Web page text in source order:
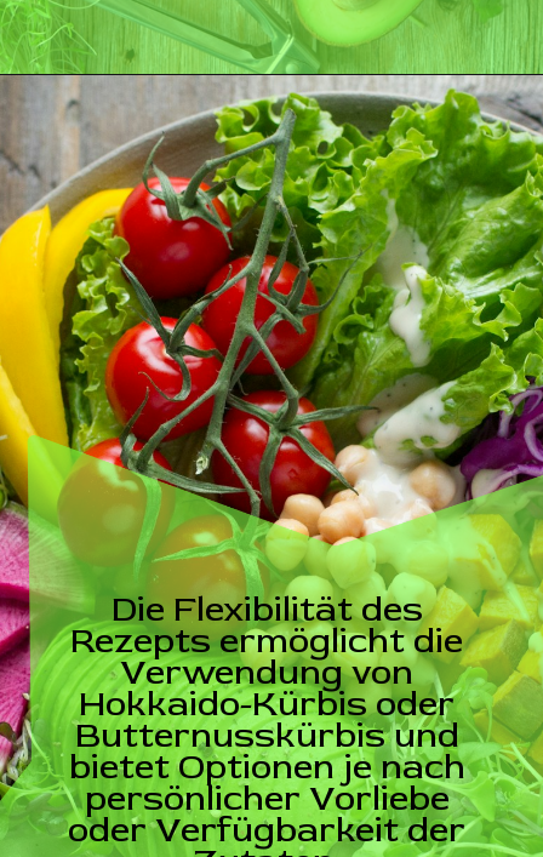
Die Flexibilität des
Rezepts ermöglicht die
Verwendung von
Hokkaido-Kürbis oder
Butternusskürbis und
bietet Optionen je nach
persönlicher Vorliebe
oder Verfügbarkeit der